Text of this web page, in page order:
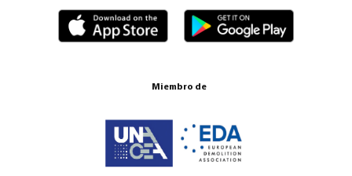
Miembro de